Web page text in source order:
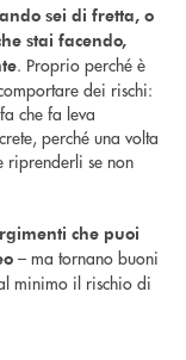
sei di fretta, o
stai facendo,
. Proprio perché è
dei rischi:
che fa leva
perché una volta
riprenderli se non
che puoi
– ma tornano buoni
minimo il rischio di